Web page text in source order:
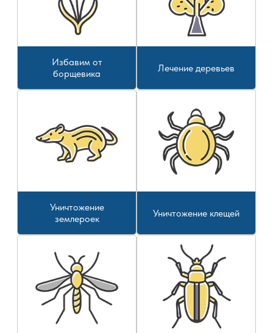
Избавим от
борщевика
Лечение деревьев
Уничтожение
землероек
Уничтожение клещей